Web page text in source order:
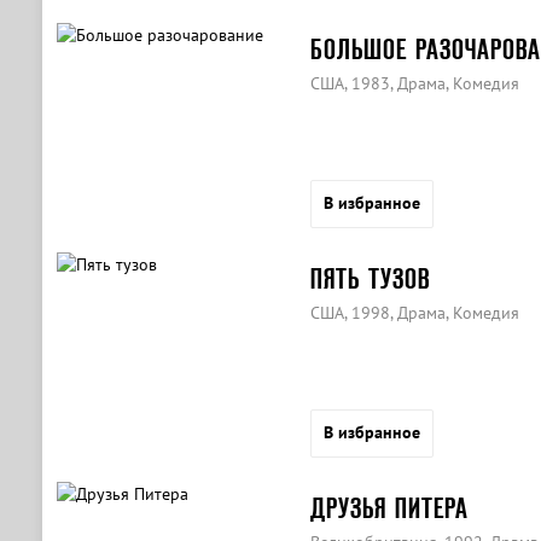
БОЛЬШОЕ
США, 1983, Драма, Комедия
В избранное
ПЯТЬ ТУЗОВ
США, 1998, Драма, Комедия
В избранное
ДРУЗЬЯ ПИТЕРА